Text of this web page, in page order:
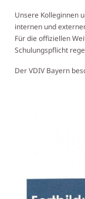
Unsere Kolleginnen
internen und
Für die offiziellen
Schulungspflicht
Der VDIV Bayern